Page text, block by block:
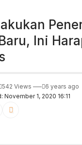
Ini
November 1, 2020 16:11
542 Views 6 years ago